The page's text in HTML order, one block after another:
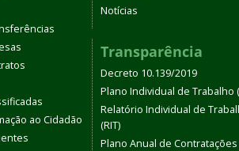
ao Cidadão
Notícias
Transparência
Decreto 10.139/2019
Plano Individual de Trabalho
Relatório Individual de
(RIT)
Plano Anual de Contratações